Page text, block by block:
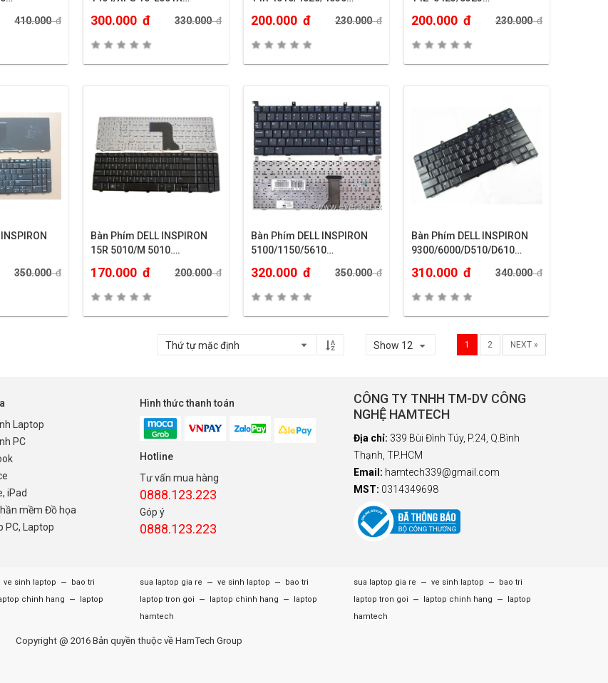
410.000đ 300.000 đ 330.000đ 200.000 đ 230.000đ 200.000 đ 230.000đ
350.000đ
Bàn Phím DELL INSPIRON
15R 5010/M 5010….
170.000 đ 200.000đ
Bàn Phím DELL INSPIRON
5100/1150/5610…
320.000 đ 350.000đ
Bàn Phím DELL INSPIRON
9300/6000/D510/D610…
310.000 đ 340.000đ
1 2 NEXT »
Show 12
Laptop
PC
iPad
mềm Đồ họa
PC, Laptop
Hình thức thanh toán
Hotline
Tư vấn mua hàng
0888.123.223
Góp ý
0888.123.223
CÔNG TY TNHH TM-DV CÔNG
NGHỆ HAMTECH
Địa chỉ: 339 Bùi Đình Túy, P.24, Q.Bình
Thạnh, TP.HCM
Email: hamtech339@gmail.com
MST: 0314349698
ve sinh laptop –
bao tri
chinh hang –
laptop
sua laptop gia re – ve sinh laptop –
bao tri
laptop tron goi
– laptop chinh hang –
laptop
hamtech
sua laptop gia re – ve sinh laptop –
bao tri
laptop tron goi
– laptop chinh hang –
laptop
hamtech
Copyright @ 2016 Bản quyền thuộc về HamTech Group